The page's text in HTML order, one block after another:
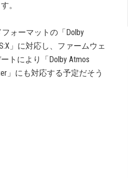
。
ォーマットの「Dolby
」に対応し、ファームウェ
トにより「Dolby Atmos
」にも対応する予定だそう